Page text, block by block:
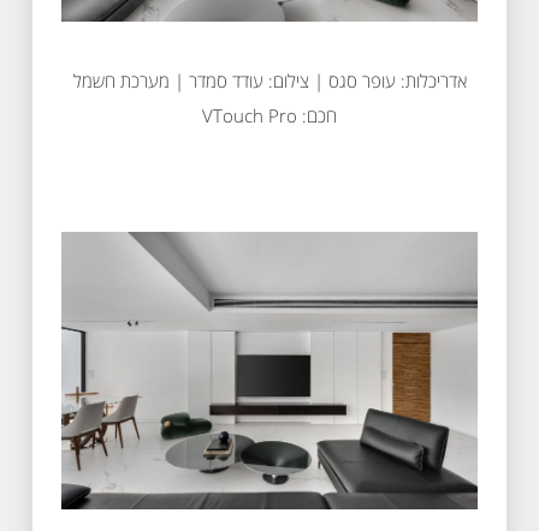
אדריכלות: עופר סגס | צילום: עודד סמדר | מערכת חשמל
חכם: VTouch Pro